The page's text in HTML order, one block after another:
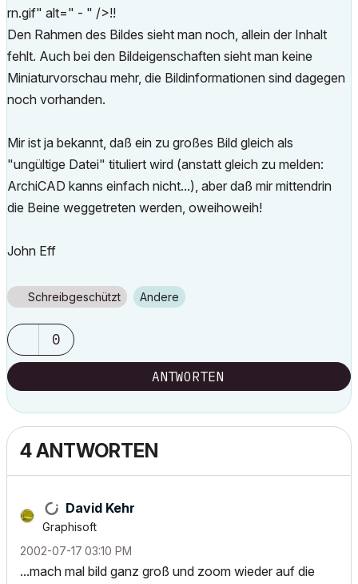
rn.gif" alt=" - " />!!
Den Rahmen des Bildes sieht man noch, allein der Inhalt
fehlt. Auch bei den Bildeigenschaften sieht man keine
Miniaturvorschau mehr, die Bildinformationen sind dagegen
noch vorhanden.
Mir ist ja bekannt, daß ein zu großes Bild gleich als
"ungültige Datei" tituliert wird (anstatt gleich zu melden:
ArchiCAD kanns einfach nicht...), aber daß mir mittendrin
die Beine weggetreten werden, oweihoweih!
John Eff
Schreibgeschützt Andere
0
ANTWORTEN
4 ANTWORTEN
David Kehr
Graphisoft
‎2002-07-17 03:10 PM
...mach mal bild ganz groß und zoom wieder auf die